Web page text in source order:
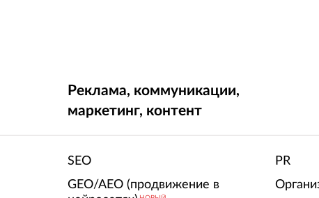
Реклама, коммуникации,
маркетинг, контент
SEO
GEO/AEO (продвижение в
PR